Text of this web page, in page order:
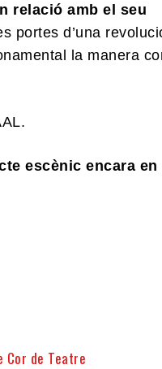
relació amb el seu
portes d’una
la manera
escènic encara en
Cor de Teatre